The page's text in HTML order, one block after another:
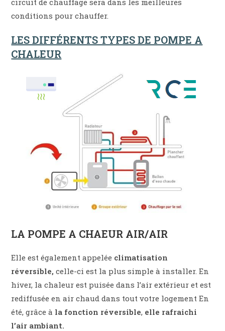
conditions pour chauffer.
LES DIFFÉRENTS TYPES DE POMPE A
CHALEUR
LA POMPE A CHAEUR AIR/AIR
Elle est également appelée climatisation
réversible, celle-ci est la plus simple à installer. En
hiver, la chaleur est puisée dans l’air extérieur et est
rediffusée en air chaud dans tout votre logement En
été, grâce à la fonction réversible, elle rafraichi
l’air ambiant.